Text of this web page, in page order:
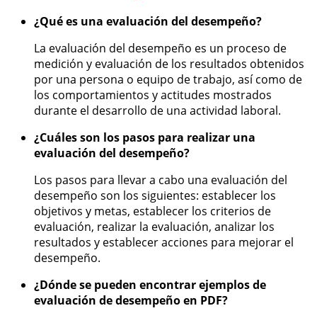
¿Qué es una evaluación del desempeño?
La evaluación del desempeño es un proceso de
medición y evaluación de los resultados obtenidos
por una persona o equipo de trabajo, así como de
los comportamientos y actitudes mostrados
durante el desarrollo de una actividad laboral.
¿Cuáles son los pasos para realizar una
evaluación del desempeño?
Los pasos para llevar a cabo una evaluación del
desempeño son los siguientes: establecer los
objetivos y metas, establecer los criterios de
evaluación, realizar la evaluación, analizar los
resultados y establecer acciones para mejorar el
desempeño.
¿Dónde se pueden encontrar ejemplos de
evaluación de desempeño en PDF?